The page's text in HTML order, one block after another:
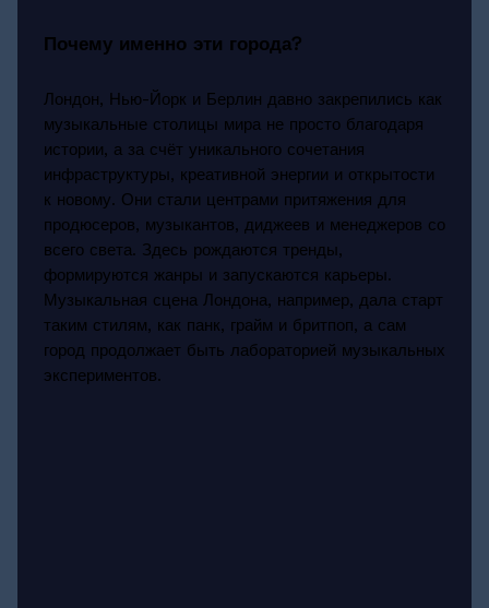
Почему именно эти города?
Лондон, Нью-Йорк и Берлин давно закрепились как
музыкальные столицы мира не просто благодаря
истории, а за счёт уникального сочетания
инфраструктуры, креативной энергии и открытости
к новому. Они стали центрами притяжения для
продюсеров, музыкантов, диджеев и менеджеров со
всего света. Здесь рождаются тренды,
формируются жанры и запускаются карьеры.
Музыкальная сцена Лондона, например, дала старт
таким стилям, как панк, грайм и бритпоп, а сам
город продолжает быть лабораторией музыкальных
экспериментов.